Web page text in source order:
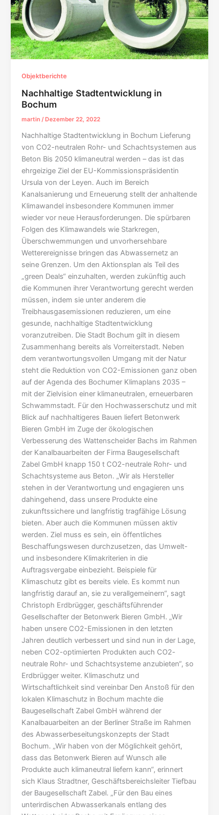
Objektberichte
Nachhaltige Stadtentwicklung in
Bochum
martin/ Dezember 22, 2022
Nachhaltige Stadtentwicklung in Bochum Lieferung
von CO2-neutralen Rohr- und Schachtsystemen aus
Beton Bis 2050 klimaneutral werden – das ist das
ehrgeizige Ziel der EU-Kommissionspräsidentin
Ursula von der Leyen. Auch im Bereich
Kanalsanierung und Erneuerung stellt der anhaltende
Klimawandel insbesondere Kommunen immer
wieder vor neue Herausforderungen. Die spürbaren
Folgen des Klimawandels wie Starkregen,
Überschwemmungen und unvorhersehbare
Wetterereignisse bringen das Abwassernetz an
seine Grenzen. Um den Aktionsplan als Teil des
„green Deals“ einzuhalten, werden zukünftig auch
die Kommunen ihrer Verantwortung gerecht werden
müssen, indem sie unter anderem die
Treibhausgasemissionen reduzieren, um eine
gesunde, nachhaltige Stadtentwicklung
voranzutreiben. Die Stadt Bochum gilt in diesem
Zusammenhang bereits als Vorreiterstadt. Neben
dem verantwortungsvollen Umgang mit der Natur
steht die Reduktion von CO2-Emissionen ganz oben
auf der Agenda des Bochumer Klimaplans 2035 –
mit der Zielvision einer klimaneutralen, erneuerbaren
Schwammstadt. Für den Hochwasserschutz und mit
Blick auf nachhaltigeres Bauen liefert Betonwerk
Bieren GmbH im Zuge der ökologischen
Verbesserung des Wattenscheider Bachs im Rahmen
der Kanalbauarbeiten der Firma Baugesellschaft
Zabel GmbH knapp 150 t CO2-neutrale Rohr- und
Schachtsysteme aus Beton. „Wir als Hersteller
stehen in der Verantwortung und engagieren uns
dahingehend, dass unsere Produkte eine
zukunftssichere und langfristig tragfähige Lösung
bieten. Aber auch die Kommunen müssen aktiv
werden. Ziel muss es sein, ein öffentliches
Beschaffungswesen durchzusetzen, das Umwelt-
und insbesondere Klimakriterien in die
Auftragsvergabe einbezieht. Beispiele für
Klimaschutz gibt es bereits viele. Es kommt nun
langfristig darauf an, sie zu verallgemeinern“, sagt
Christoph Erdbrügger, geschäftsführender
Gesellschafter der Betonwerk Bieren GmbH. „Wir
haben unsere CO2-Emissionen in den letzten
Jahren deutlich verbessert und sind nun in der Lage,
neben CO2-optimierten Produkten auch CO2-
neutrale Rohr- und Schachtsysteme anzubieten“, so
Erdbrügger weiter. Klimaschutz und
Wirtschaftlichkeit sind vereinbar Den Anstoß für den
lokalen Klimaschutz in Bochum machte die
Baugesellschaft Zabel GmbH während der
Kanalbauarbeiten an der Berliner Straße im Rahmen
des Abwasserbeseitungskonzepts der Stadt
Bochum. „Wir haben von der Möglichkeit gehört,
dass das Betonwerk Bieren auf Wunsch alle
Produkte auch klimaneutral liefern kann“, erinnert
sich Klaus Stradtner, Geschäftsbereichsleiter Tiefbau
der Baugesellschaft Zabel. „Für den Bau eines
unterirdischen Abwasserkanals entlang des